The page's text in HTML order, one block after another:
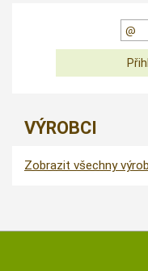
VÝROBCI
Zobrazit všechny